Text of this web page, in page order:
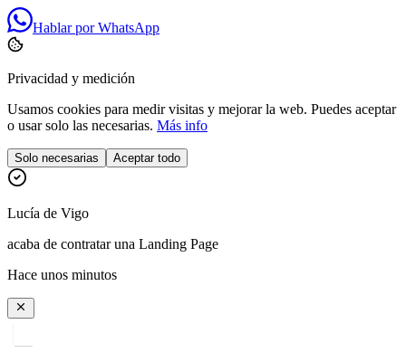
Hablar por WhatsApp
Privacidad y medición
Usamos cookies para medir visitas y mejorar la web. Puedes aceptar
o usar solo las necesarias. Más info
Solo necesarias Aceptar todo
Lucía de Vigo
acaba de contratar una Landing Page
Hace unos minutos